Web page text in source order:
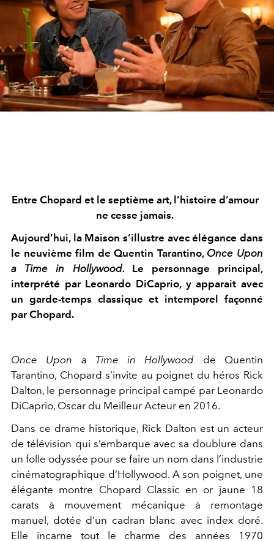
Entre Chopard et le septième art, l’histoire d’amour
ne cesse jamais.
Aujourd’hui, la Maison s’illustre avec élégance dans
le neuvième film de Quentin Tarantino, Once Upon
a Time in Hollywood. Le personnage principal,
interprété par Leonardo DiCaprio, y apparait avec
un garde-temps classique et intemporel façonné
par Chopard.
Once Upon a Time in Hollywood de Quentin
Tarantino, Chopard s’invite au poignet du héros Rick
Dalton, le personnage principal campé par Leonardo
DiCaprio, Oscar du Meilleur Acteur en 2016.
Dans ce drame historique, Rick Dalton est un acteur
de télévision qui s’embarque avec sa doublure dans
un folle odyssée pour se faire un nom dans l’industrie
cinématographique d’Hollywood. A son poignet, une
élégante montre Chopard Classic en or jaune 18
carats à mouvement mécanique à remontage
manuel, dotée d’un cadran blanc avec index doré.
Elle incarne tout le charme des années 1970